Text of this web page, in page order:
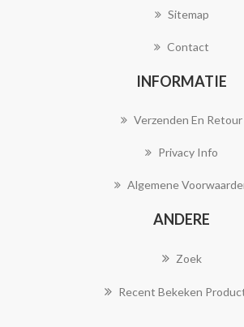
Sitemap
Contact
INFORMATIE
Verzenden En Retour
Privacy Info
Algemene
ANDERE
Zoek
Recent Bekeken